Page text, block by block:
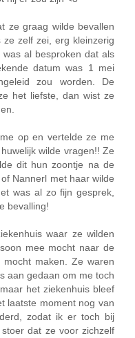
ze graag wilde bevallen
zelf zei, erg kleinzerig
al besproken dat als
datum was 1 mei
zou worden. De
het liefste, dan wist ze
op en vertelde ze me
wilde vragen!! Ze
dit hun zoontje na de
Nannerl met haar wilde
was al zo fijn gesprek,
bevalling!
waar ze wilden
mee mocht naar de
mocht maken. Ze waren
aan gedaan om me toch
het ziekenhuis bleef
laatste moment nog van
zodat ik er toch bij
dat ze voor zichzelf